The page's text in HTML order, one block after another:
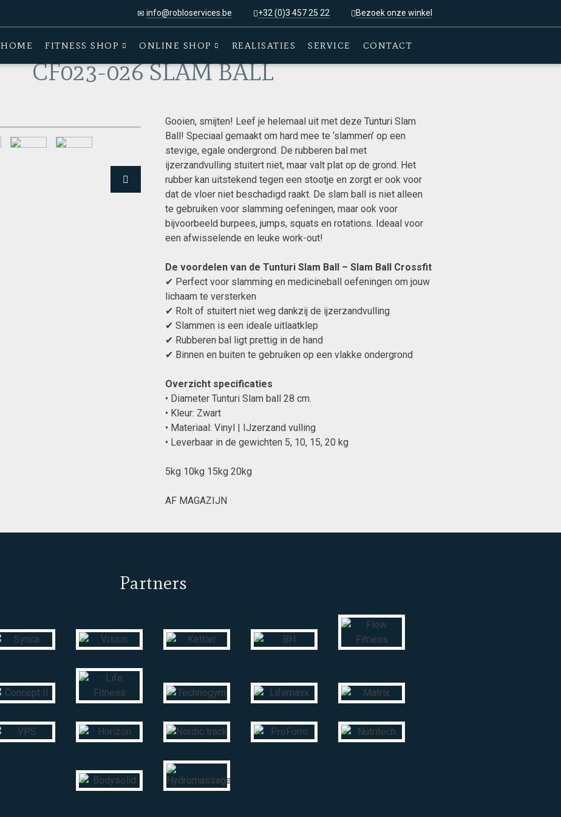
info@robloservices.be +32 (0)3 457 25 22 Bezoek onze winkel
HOME FITNESS SHOP ONLINE SHOP REALISATIES SERVICE CONTACT
CF023-026 SLAM BALL
Gooien, smijten! Leef je helemaal uit met deze Tunturi Slam
Ball! Speciaal gemaakt om hard mee te ‘slammen’ op een
stevige, egale ondergrond. De rubberen bal met
ijzerzandvulling stuitert niet, maar valt plat op de grond. Het
rubber kan uitstekend tegen een stootje en zorgt er ook voor
dat de vloer niet beschadigd raakt. De slam ball is niet alleen
te gebruiken voor slamming oefeningen, maar ook voor
bijvoorbeeld burpees, jumps, squats en rotations. Ideaal voor
een afwisselende en leuke work-out!
De voordelen van de Tunturi Slam Ball – Slam Ball Crossfit
✔ Perfect voor slamming en medicineball oefeningen om jouw
lichaam te versterken
✔ Rolt of stuitert niet weg dankzij de ijzerzandvulling
✔ Slammen is een ideale uitlaatklep
✔ Rubberen bal ligt prettig in de hand
✔ Binnen en buiten te gebruiken op een vlakke ondergrond
Overzicht specificaties
• Diameter Tunturi Slam ball 28 cm.
• Kleur: Zwart
• Materiaal: Vinyl | IJzerzand vulling
• Leverbaar in de gewichten 5, 10, 15, 20 kg
5kg 10kg 15kg 20kg
AF MAGAZIJN
Partners